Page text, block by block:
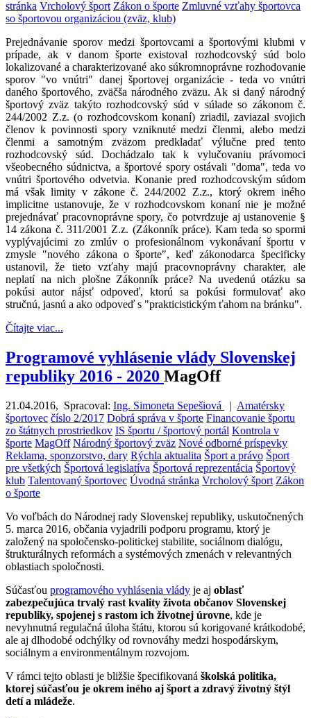
stránka Vrcholový šport Zákon o športe Zmluvné vzťahy športovca
so športovou organizáciou (zväz, klub)
Prejednávanie sporov medzi športovcami a športovými klubmi v
prípade, ak v danom športe existoval rozhodcovský súd bolo
lokalizované a charakterizované ako súkromnoprávne rozhodovanie
sporov "vo vnútri" danej športovej organizácie - teda vo vnútri
daného športového, zväčša národného zväzu. Ak si daný národný
športový zväz takýto rozhodcovský súd v súlade so zákonom č.
244/2002 Z.z. (o rozhodcovskom konaní) zriadil, zaviazal svojich
členov k povinnosti spory vzniknuté medzi členmi, alebo medzi
členmi a samotným zväzom predkladať výlučne pred tento
rozhodcovský súd. Dochádzalo tak k vylučovaniu právomoci
všeobecného súdnictva, a športové spory ostávali "doma", teda vo
vnútri športového odvetvia. Konanie pred rozhodcovským súdom
má však limity v zákone č. 244/2002 Z.z., ktorý okrem iného
implicitne ustanovuje, že v rozhodcovskom konaní nie je možné
prejednávať pracovnoprávne spory, čo potvrdzuje aj ustanovenie §
14 zákona č. 311/2001 Z.z. (Zákonník práce). Kam teda so spormi
vyplývajúcimi zo zmlúv o profesionálnom vykonávaní športu v
zmysle "nového zákona o športe", keď zákonodarca špecificky
ustanovil, že tieto vzťahy majú pracovnoprávny charakter, ale
neplatí na nich plošne Zákonník práce? Na uvedenú otázku sa
pokúsi autor nájsť odpoveď, ktorú sa pokúsi formulovať ako
stručnú, jasnú a ako odpoveď s "prakticistickým ťahom na bránku".
Čítajte viac...
Programové vyhlásenie vlády Slovenskej
republiky 2016 - 2020 MagOff
21.04.2016, Spracoval: Ing. Simoneta Sepešiová | Amatérsky
športovec číslo 2/2017 Dobrá správa v športe Financovanie športu
zo štátnych prostriedkov IS športu / športový portál Kontrola v
športe MagOff Národný športový zväz Nové odborné príspevky
Reklama, sponzorstvo, dary Rýchla aktualita Šport a právo Šport
pre všetkých Športová legislatíva Športová reprezentácia Športový
klub Talentovaný športovec Úvodná stránka Vrcholový šport Zákon
o športe
Vo voľbách do Národnej rady Slovenskej republiky, uskutočnených
5. marca 2016, občania vyjadrili podporu programu, ktorý je
založený na spoločensko-politickej stabilite, sociálnom dialógu,
štrukturálnych reformách a systémových zmenách v relevantných
oblastiach spoločnosti.
Súčasťou programového vyhlásenia vlády je aj oblasť
zabezpečujúca trvalý rast kvality života občanov Slovenskej
republiky, spojenej s rastom ich životnej úrovne, kde je
nevyhnutná regulačná úloha štátu, ktorou sú korigované krátkodobé,
ale aj dlhodobé odchýlky od rovnováhy medzi hospodárskym,
sociálnym a environmentálnym rozvojom.
V rámci tejto oblasti je bližšie špecifikovaná školská politika,
ktorej súčasťou je okrem iného aj šport a zdravý životný štýl
detí a mládeže.